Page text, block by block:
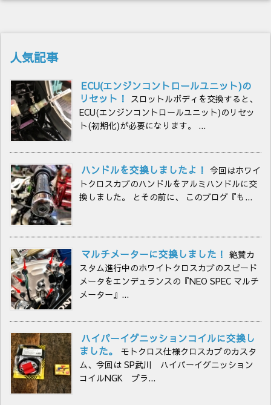
人気記事
ECU(エンジンコントロールユニット)の
リセット！ スロットルボディを交換すると、
ECU(エンジンコントロールユニット)のリセッ
ト(初期化)が必要になります。 ...
ハンドルを交換しましたよ！ 今回はホワイ
トクロスカブのハンドルをアルミハンドルに交
換しました。 とその前に、 このブログ『も...
マルチメーターに交換しました！ 絶賛カ
スタム進行中のホワイトクロスカブのスピード
メータをエンデュランスの『NEO SPEC マルチ
メーター』...
ハイパーイグニッションコイルに交換し
ました。
モトクロス仕様クロスカブのカスタ
ム、今回は SP武川 ハイパーイグニッション
コイルNGK プラ...